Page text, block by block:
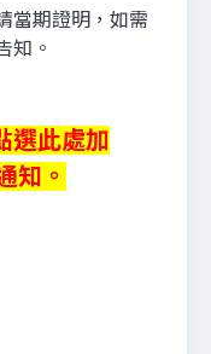
當期證明，如需
知。
選此處加
知。